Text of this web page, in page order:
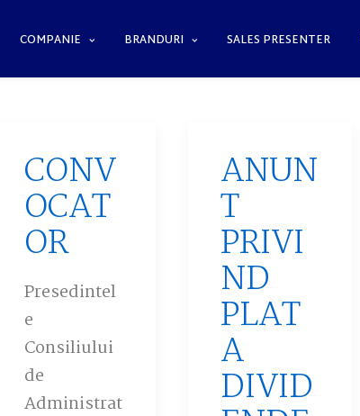
COMPANIE BRANDURI SALES PRESENTER
CONV
OCAT
OR
Presedintel
e
Consiliului
de
Administrat
ANUN
T
PRIVI
ND
PLAT
A
DIVID